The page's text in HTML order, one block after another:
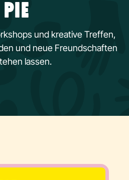
PIE
und kreative Treffen,
und neue Freundschaften
lassen.